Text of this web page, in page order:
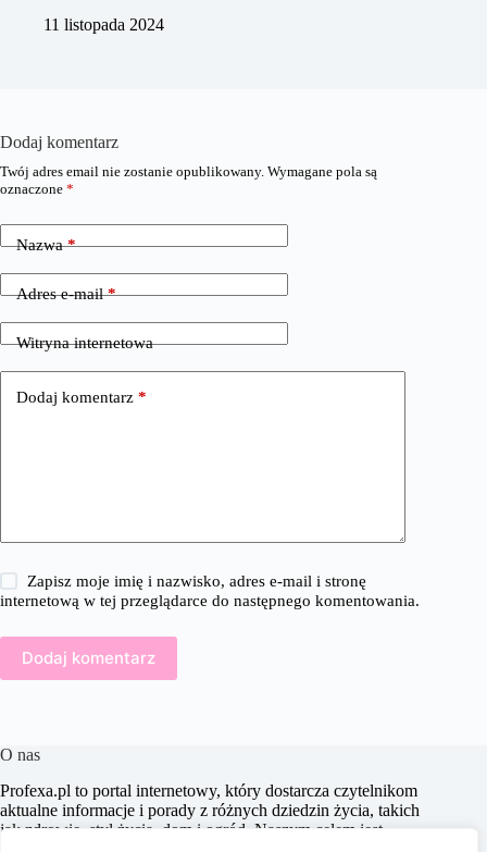
11 listopada 2024
Dodaj komentarz
Twój adres email nie zostanie opublikowany. Wymagane pola są
oznaczone *
Nazwa*
Adres e-mail*
Witryna internetowa
Dodaj komentarz *
Zapisz moje imię i nazwisko, adres e-mail i stronę
internetową w tej przeglądarce do następnego komentowania.
Dodaj komentarz
O nas
Profexa.pl to portal internetowy, który dostarcza czytelnikom
aktualne informacje i porady z różnych dziedzin życia, takich
jak zdrowie, styl życia, dom i ogród. Naszym celem jest